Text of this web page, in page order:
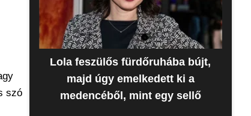
szó
Lola feszülős fürdőruhába bújt,
majd úgy emelkedett ki a
medencéből, mint egy sellő